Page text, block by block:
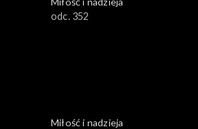
odc. 352
Miłość i nadzieja